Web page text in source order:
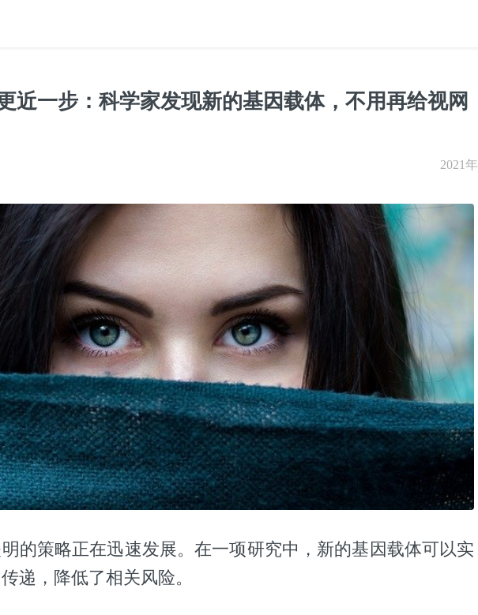
近一步：科学家发现新的基因载体，不用再给视网
2021年
的策略正在迅速发展。在一项研究中，新的基因载体可以实
递，降低了相关风险。